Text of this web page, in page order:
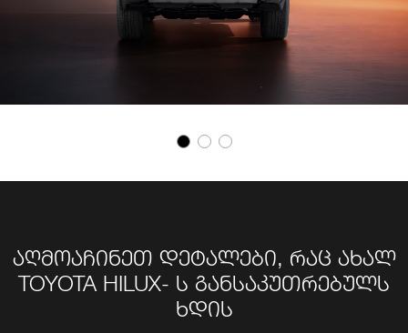
აღმოაჩინეთ დეტალები, რაც ახალ
TOYOTA HILUX- ს განსაკუთრებულს
ხდის